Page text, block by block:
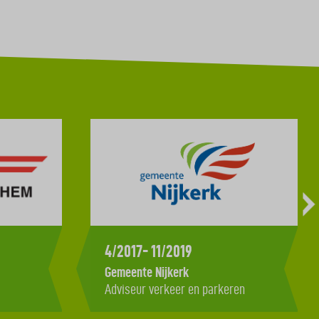
4/2017- 11/2019
Gemeente Nijkerk
Adviseur verkeer en parkeren